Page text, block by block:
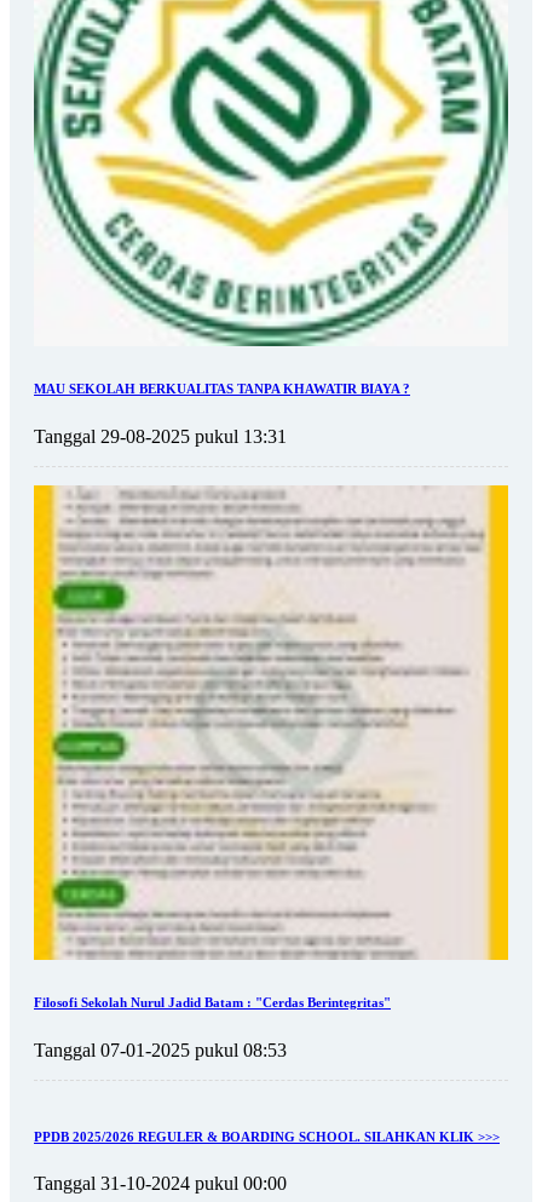
MAU SEKOLAH BERKUALITAS TANPA KHAWATIR BIAYA ?
Tanggal 29-08-2025 pukul 13:31
Filosofi Sekolah Nurul Jadid Batam : "Cerdas Berintegritas"
Tanggal 07-01-2025 pukul 08:53
PPDB 2025/2026 REGULER & BOARDING SCHOOL. SILAHKAN KLIK >>>
Tanggal 31-10-2024 pukul 00:00